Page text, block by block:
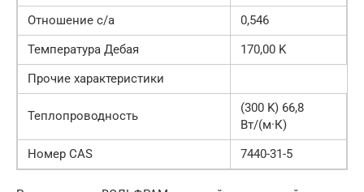
Отношение c/a
0,546
Температура Дебая
170,00 K
Прочие характеристики
Теплопроводность
(300 K) 66,8
Вт/(м·К)
Номер CAS
7440-31-5